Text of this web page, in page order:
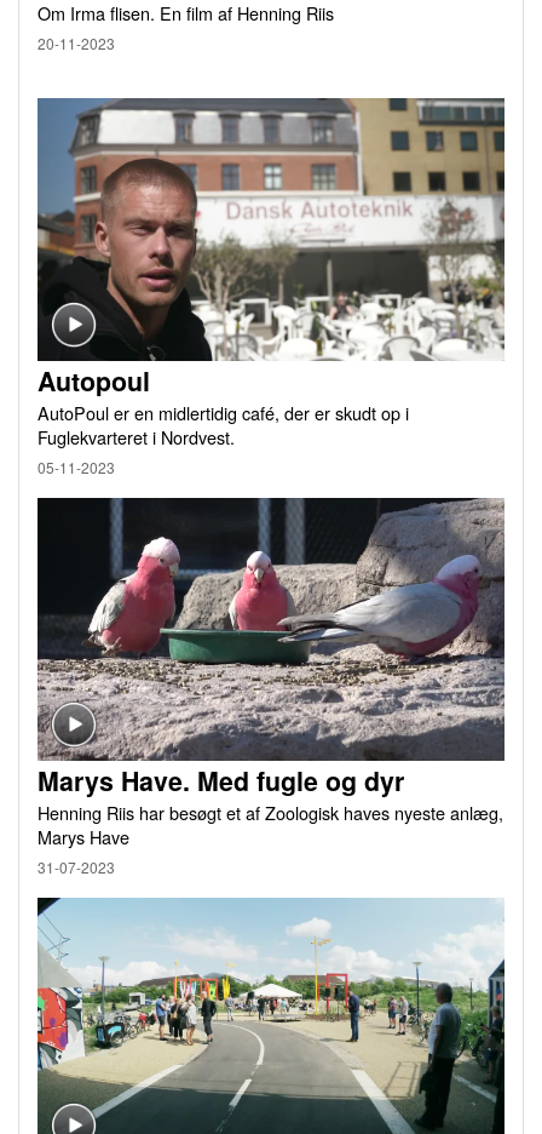
Om Irma flisen. En film af Henning Riis
20-11-2023
Autopoul
AutoPoul er en midlertidig café, der er skudt op i
Fuglekvarteret i Nordvest.
05-11-2023
Marys Have. Med fugle og dyr
Henning Riis har besøgt et af Zoologisk haves nyeste anlæg,
Marys Have
31-07-2023